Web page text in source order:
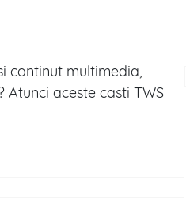
continut multimedia,
aceste casti TWS